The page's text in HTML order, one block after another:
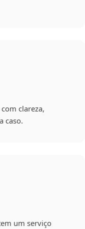
clareza,
caso.
um serviço